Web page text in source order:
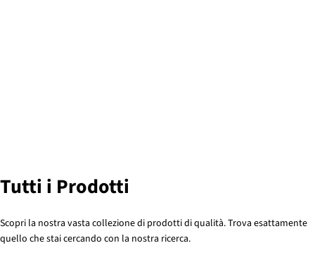
Tutti i Prodotti
Scopri la nostra vasta collezione di prodotti di qualità. Trova esattamente
quello che stai cercando con la nostra ricerca.